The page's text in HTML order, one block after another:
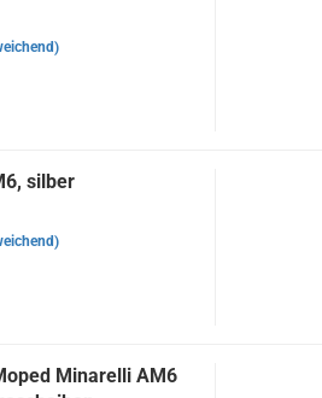
silber
Minarelli AM6